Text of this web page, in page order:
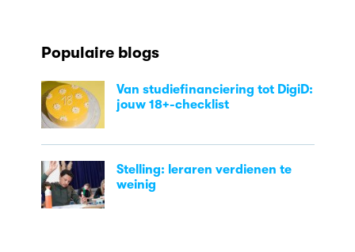
Populaire blogs
Van studiefinanciering tot DigiD:
jouw 18+-checklist
Stelling: leraren verdienen te
weinig